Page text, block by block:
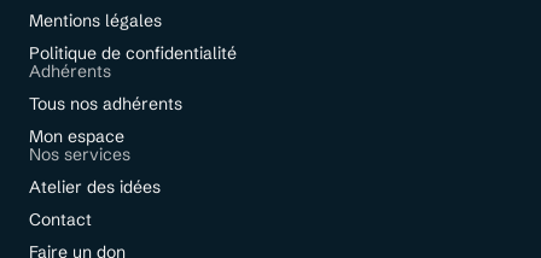
Mentions légales
Politique de confidentialité
Adhérents
Tous nos adhérents
Mon espace
Nos services
Atelier des idées
Contact
Faire un don